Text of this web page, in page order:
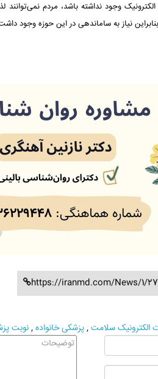
وجود نداشته باشد، مردم نمی‌توانند
https://iranmd.com/News/1/
الکترونیک سلامت,پزشکی خانواده,نوبت